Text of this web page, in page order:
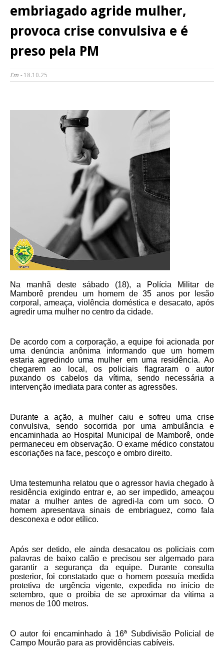
embriagado agride mulher,
provoca crise convulsiva e é
preso pela PM
Em - 18.10.25
Na manhã deste sábado (18), a Polícia Militar de
Mamborê prendeu um homem de 35 anos por lesão
corporal, ameaça, violência doméstica e desacato, após
agredir uma mulher no centro da cidade.
De acordo com a corporação, a equipe foi acionada por
uma denúncia anônima informando que um homem
estaria agredindo uma mulher em uma residência. Ao
chegarem ao local, os policiais flagraram o autor
puxando os cabelos da vítima, sendo necessária a
intervenção imediata para conter as agressões.
Durante a ação, a mulher caiu e sofreu uma crise
convulsiva, sendo socorrida por uma ambulância e
encaminhada ao Hospital Municipal de Mamborê, onde
permaneceu em observação. O exame médico constatou
escoriações na face, pescoço e ombro direito.
Uma testemunha relatou que o agressor havia chegado à
residência exigindo entrar e, ao ser impedido, ameaçou
matar a mulher antes de agredi-la com um soco. O
homem apresentava sinais de embriaguez, como fala
desconexa e odor etílico.
Após ser detido, ele ainda desacatou os policiais com
palavras de baixo calão e precisou ser algemado para
garantir a segurança da equipe. Durante consulta
posterior, foi constatado que o homem possuía medida
protetiva de urgência vigente, expedida no início de
setembro, que o proibia de se aproximar da vítima a
menos de 100 metros.
O autor foi encaminhado à 16ª Subdivisão Policial de
Campo Mourão para as providências cabíveis.